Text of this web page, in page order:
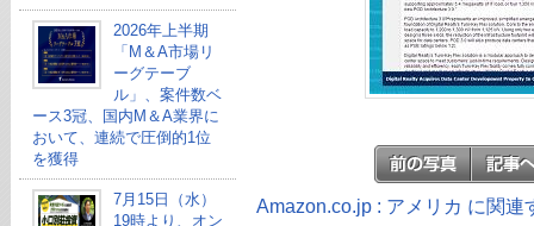
2026年上半期
「M＆A市場リ
ーグテーブ
ル」、案件数ベ
ース3冠、国内M＆A業界に
おいて、連続で圧倒的1位
を獲得
7月15日（水）
19時より、オン
Amazon.co.jp : アメリカ に関連